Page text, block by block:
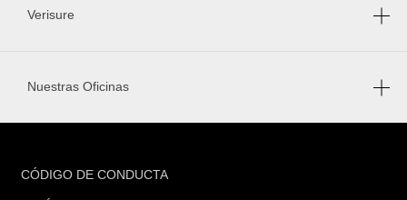
Verisure
Nuestras Oficinas
FOOTER
CÓDIGO DE CONDUCTA